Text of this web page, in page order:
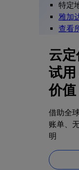
特定
雅加
查看
云
试
价
借助全
账单、
明